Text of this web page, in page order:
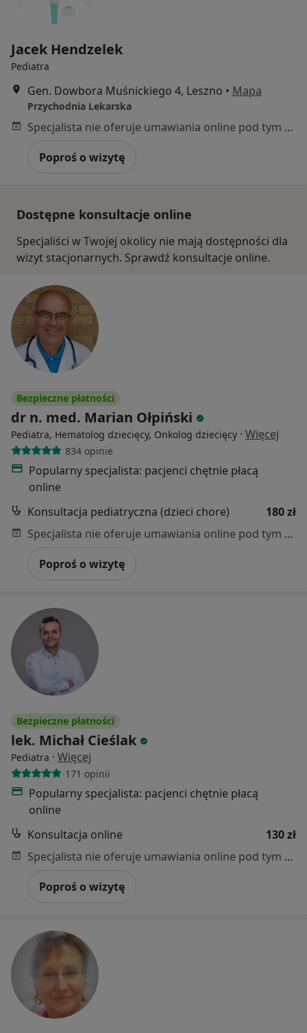
Jacek Hendzelek
Pediatra
Gen. Dowbora Muśnickiego 4, Leszno • Mapa
Przychodnia Lekarska
Specjalista nie oferuje umawiania online pod tym adresem.
Poproś o wizytę
Dostępne konsultacje online
Specjaliści w Twojej okolicy nie mają dostępności dla
wizyt stacjonarnych. Sprawdź konsultacje online.
Bezpieczne płatności
dr n. med. Marian Ołpiński
Pediatra, Hematolog dziecięcy, Onkolog dziecięcy · Więcej
834 opinie
Popularny specjalista: pacjenci chętnie płacą
online
Konsultacja pediatryczna (dzieci chore)
180 zł
Specjalista nie oferuje umawiania online pod tym adresem.
Poproś o wizytę
Bezpieczne płatności
lek. Michał Cieślak
Pediatra · Więcej
171 opinii
Popularny specjalista: pacjenci chętnie płacą
online
Konsultacja online
130 zł
Specjalista nie oferuje umawiania online pod tym adresem.
Poproś o wizytę